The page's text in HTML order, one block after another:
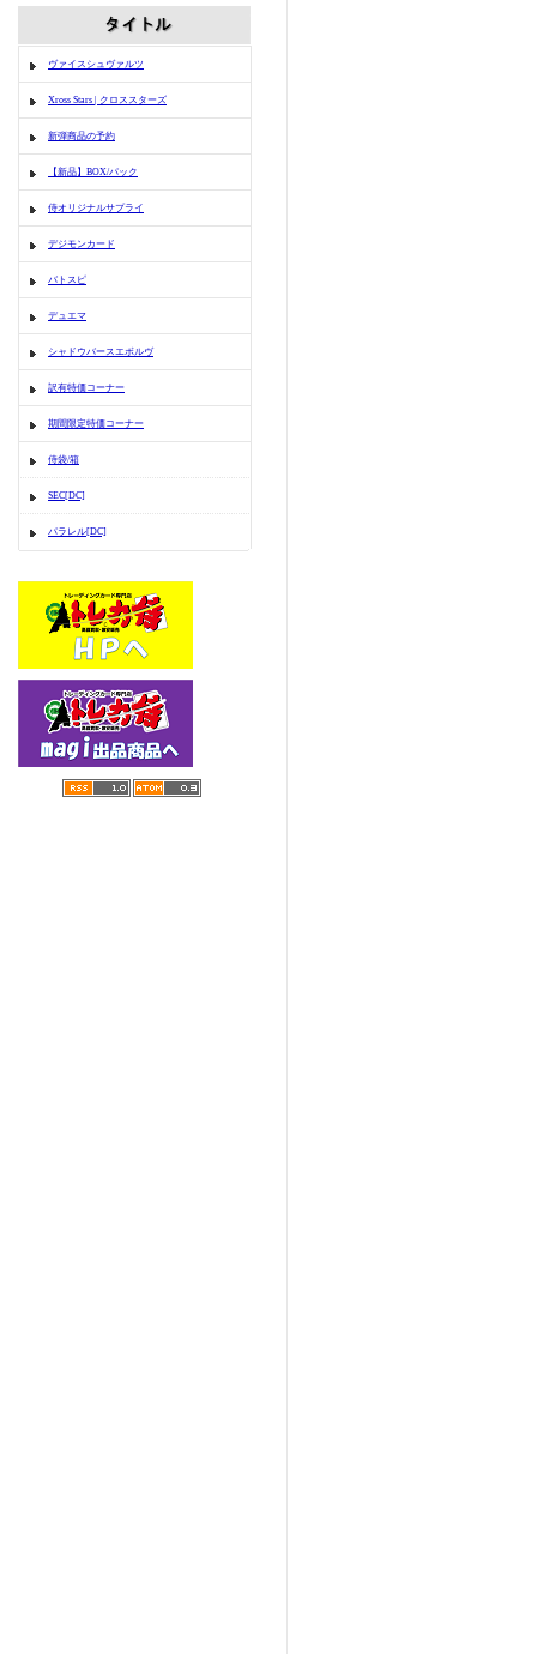
ヴァイスシュヴァルツ
Xross Stars | クロススターズ
新弾商品の予約
【新品】BOX/パック
侍オリジナルサプライ
デジモンカード
バトスピ
デュエマ
シャドウバースエボルヴ
訳有特価コーナー
期間限定特価コーナー
侍袋/箱
SEC[DC]
パラレル[DC]